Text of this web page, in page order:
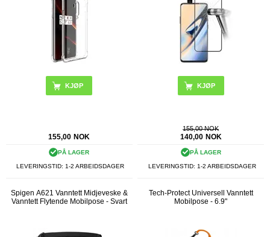
155,00 NOK
PÅ LAGER
LEVERINGSTID: 1-2 ARBEIDSDAGER
155,00 NOK
140,00 NOK
PÅ LAGER
LEVERINGSTID: 1-2 ARBEIDSDAGER
Spigen A621 Vanntett Midjeveske &
Vanntett Flytende Mobilpose - Svart
Tech-Protect Universell Vanntett
Mobilpose - 6.9"